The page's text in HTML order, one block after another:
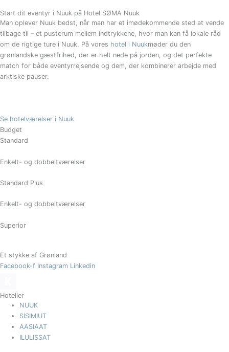
Start dit eventyr i Nuuk på Hotel SØMA Nuuk
Man oplever Nuuk bedst, når man har et imødekommende sted at vende
tilbage til – et pusterum mellem indtrykkene, hvor man kan få lokale råd
om de rigtige ture i Nuuk. På vores hotel i Nuukmøder du den
grønlandske gæstfrihed, der er helt nede på jorden, og det perfekte
match for både eventyrrejsende og dem, der kombinerer arbejde med
arktiske pauser.
Se hotelværelser i Nuuk
Budget
Standard
Enkelt- og dobbeltværelser
Standard Plus
Enkelt- og dobbeltværelser
Superior
Et stykke af Grønland
Facebook-f Instagram Linkedin
Hoteller
NUUK
SISIMIUT
AASIAAT
ILULISSAT